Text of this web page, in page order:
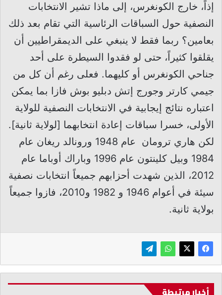
إذاً، خارج الكونغرس، إلى ماذا تشير الانتخابات
النصفية حول السباقات الرئاسية التي تقام بعد ذلك
بعامين؟ ربما فقط لا ينبغي على الديمقراطيين أن
يقلقوا كثيراً، حتى لو فقدوا السيطرة على أحد
جناحي الكونغرس أو كليهما. فعلى رغم أن كل من
جيمي كارتر وجورج إتش دبليو بوش فازا بما يمكن
اعتباره نتائج إيجابية في الانتخابات النصفية للولاية
الأولى، خسرا سباقات إعادة انتخابهما [لولاية ثانية].
لكن هاري ترومان عام 1948 ورونالد ريغان عام
1984 وبيل كلينتون عام 1996 وباراك أوباما عام
2012، الذين شهدت أحزابهم جميعاً انتخابات نصفية
سيئة في أعوام 1946 و 1982 و2010، فازوا جميعاً
بولاية ثانية.